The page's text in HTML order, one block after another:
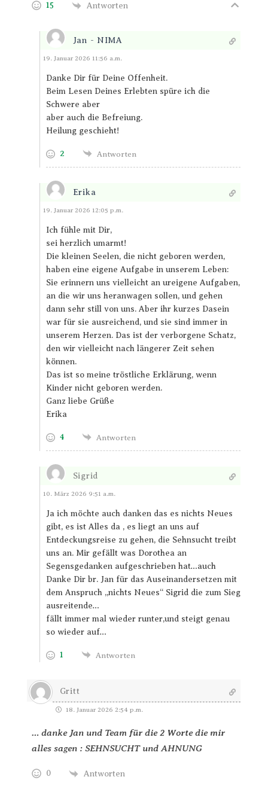
15 Antworten
Jan - NIMA
Antworten
19. Januar 2026 11:56 a.m.
Danke Dir für Deine Offenheit.
Beim Lesen Deines Erlebten spüre ich die
Schwere aber
aber auch die Befreiung.
Heilung geschieht!
2 Antworten
Erika
Antworten
19. Januar 2026 12:05 p.m.
Ich fühle mit Dir,
sei herzlich umarmt!
Die kleinen Seelen, die nicht geboren werden,
haben eine eigene Aufgabe in unserem Leben:
Sie erinnern uns vielleicht an ureigene Aufgaben,
an die wir uns heranwagen sollen, und gehen
dann sehr still von uns. Aber ihr kurzes Dasein
war für sie ausreichend, und sie sind immer in
unserem Herzen. Das ist der verborgene Schatz,
den wir vielleicht nach längerer Zeit sehen
können.
Das ist so meine tröstliche Erklärung, wenn
Kinder nicht geboren werden.
Ganz liebe Grüße
Erika
4 Antworten
Sigrid
Antworten
10. März 2026 9:51 a.m.
Ja ich möchte auch danken das es nichts Neues
gibt, es ist Alles da , es liegt an uns auf
Entdeckungsreise zu gehen, die Sehnsucht treibt
uns an. Mir gefällt was Dorothea an
Segensgedanken aufgeschrieben hat…auch
Danke Dir br. Jan für das Auseinandersetzen mit
dem Anspruch „nichts Neues“ Sigrid die zum Sieg
ausreitende…
fällt immer mal wieder runter,und steigt genau
so wieder auf…
1 Antworten
Gritt
18. Januar 2026 2:54 p.m.
… danke Jan und Team für die 2 Worte die mir
alles sagen : SEHNSUCHT und AHNUNG
0 Antworten